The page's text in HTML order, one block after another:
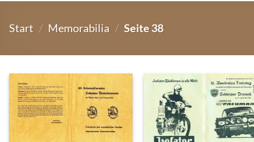
Start / Memorabilia / Seite 38